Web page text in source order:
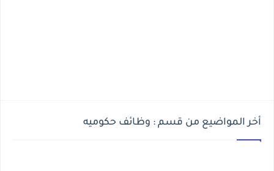
أخر المواضيع من قسم : وظائف حكوميه